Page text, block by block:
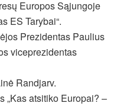
Europos Sąjungoje
ES Tarybai“.
Prezidentas Paulius
viceprezidentas
Randjarv.
„Kas atsitiko Europai? –